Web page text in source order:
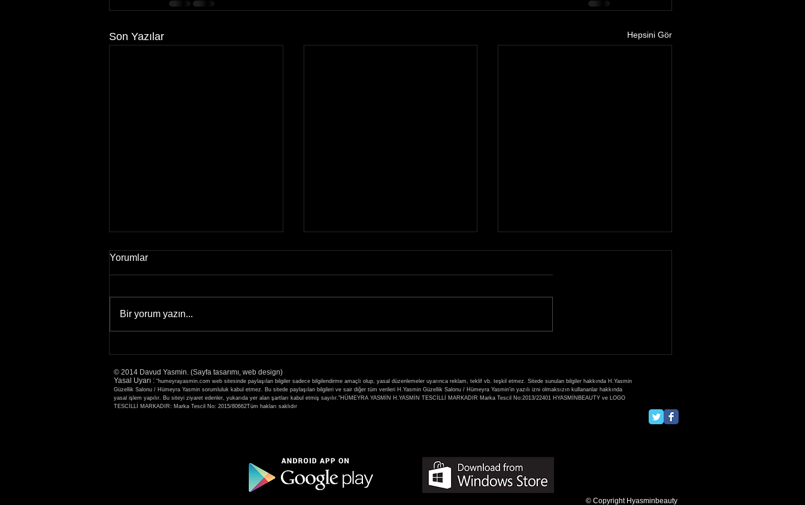
Son Yazılar Hepsini Gör
Fethiye'deyim
Yorumlar
Bir yorum yazın...
© 2014 Davud Yasmin. (Sayfa tasarımı, web design)
Yasal Uyarı : "humeyrayasmin.com web sitesinde paylaşılan bilgiler sadece bilgilendirme amaçlı olup, yasal düzenlemeler uyarınca reklam, teklif vb. teşkil etmez. Sitede sunulan bilgiler hakkında H.Yasmin
Güzellik Salonu / Hümeyra Yasmin sorumluluk kabul etmez. Bu sitede paylaşılan bilgileri ve sair diğer tüm verileri H.Yasmin Güzellik Salonu / Hümeyra Yasmin'in yazılı izni olmaksızın kullananlar hakkında
yasal işlem yapılır. Bu siteyi ziyaret edenler, yukarıda yer alan şartları kabul etmiş sayılır."HÜMEYRA YASMİN H.YASMİN TESCİLLİ MARKADIR Marka Tescil No:2013/22401 HYASMİNBEAUTY ve LOGO
TESCİLLİ MARKADIR: Marka Tescil No: 2015/80662Tüm hakları saklıdır
© Copyright Hyasminbeauty